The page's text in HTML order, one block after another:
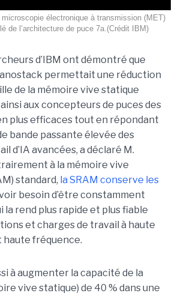
microscopie électronique à transmission (MET)
de l’architecture de puce 7a.(Crédit IBM)
d’IBM ont démontré que
permettait une réduction
de la mémoire vive statique
aux concepteurs de puces des
plus efficaces tout en répondant
bande passante élevée des
d’IA avancées, a déclaré M.
à la mémoire vive
standard, la SRAM conserve les
besoin d’être constamment
la rend plus rapide et plus fiable
et charges de travail à haute
fréquence.
à augmenter la capacité de la
vive statique) de 40 % dans une